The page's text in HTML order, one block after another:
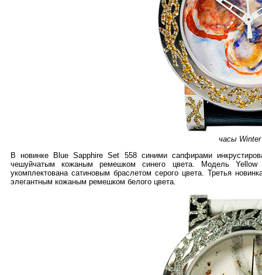
часы
В новинке Blue Sapphire Set 558 синими сапфирами
чешуйчатым кожаным ремешком синего цвета. Модель
укомплектована сатиновым браслетом серого цвета. Третья
элегантным кожаным ремешком белого цвета.